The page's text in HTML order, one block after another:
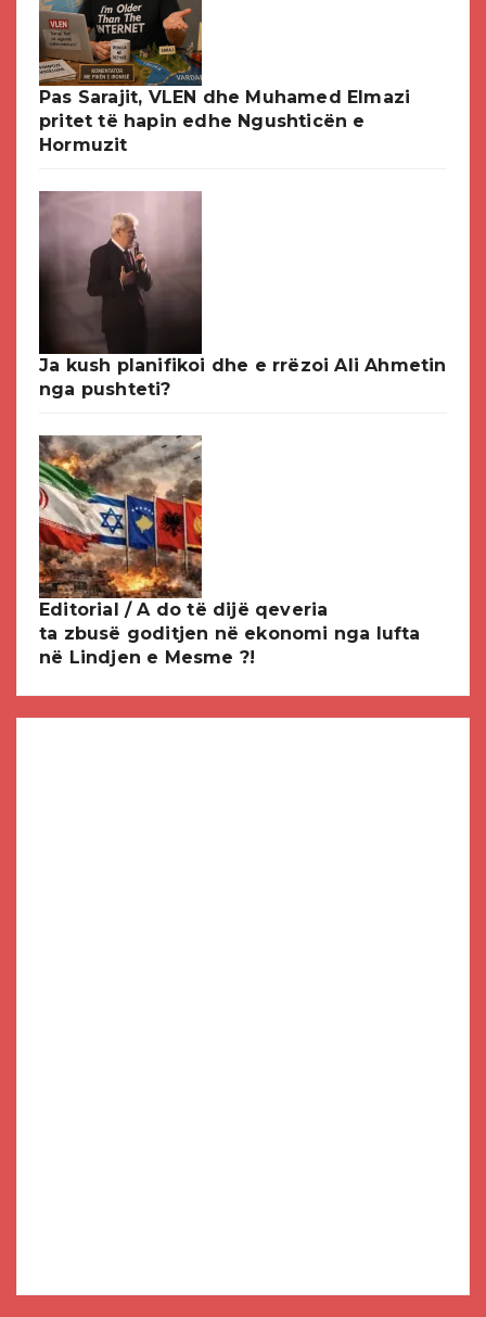
Pas Sarajit, VLEN dhe Muhamed Elmazi
pritet të hapin edhe Ngushticën e
Hormuzit
Ja kush planifikoi dhe e rrëzoi Ali Ahmetin
nga pushteti?
Editorial / A do të dijë qeveria
ta zbusë goditjen në ekonomi nga lufta
në Lindjen e Mesme ?!